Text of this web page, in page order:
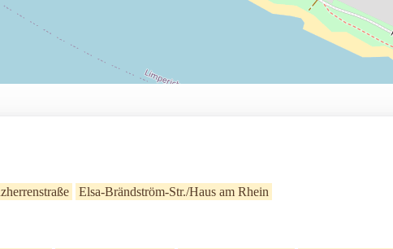
Elsa-Brändström-Str./Haus am Rhein